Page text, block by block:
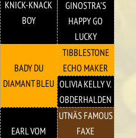
KNICK-KNACK
BOY
GINOSTRA’S
HAPPY GO
LUCKY
BADY DU
DIAMANT BLEU
TIBBLESTONE
ECHO MAKER
OLIVIA KELLY V.
OBDERHALDEN
EARL VOM
UTNÄS FAMOUS
FAXE